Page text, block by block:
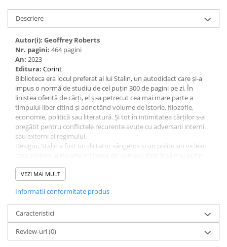
Descriere
Autor(i): Geoffrey Roberts
Nr. pagini: 464 pagini
An: 2023
Editura: Corint
Biblioteca era locul preferat al lui Stalin, un autodidact care și-a
impus o normă de studiu de cel puțin 300 de pagini pe zi. În
liniștea oferită de cărți, el și-a petrecut cea mai mare parte a
timpului liber citind și adnotând volume de istorie, filozofie,
economie, politică sau literatură. Și tot în intimitatea cărților s-a
pregătit pentru conflictele recurente avute cu adversarii interni
sau externi ai regimului.
Desigur, Stalin a fost un dictator sângeros și un politician viclean
cunoscută latura sa intelectuală. Așa cum demonstrează autorul
acestei cărți, liderul sovietic nu a fost un ignorant care s-a limitat
autentic pentru cuvântul scris și pentru transformarea acestuia
într-o armă subtilă. Citea cu aviditate ziare, reviste și cărți și îi
plăcea să noteze pe marginea textelor impresiile sale. Exact
aceste adnotări – care nu erau destinate difuzării – constituiau
gândurile sale cele mai intime.
Geoffrey Roberts, autorul volumului de față, i-a analizat
VEZI MAI MULT
Informatii conformitate produs
Caracteristici
Review-uri(0)